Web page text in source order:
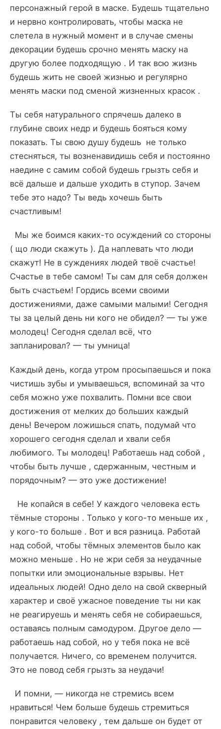
персонажный герой в маске. Будешь тщательно
и нервно контролировать, чтобы маска не
слетела в нужный момент и в случае смены
декорации будешь срочно менять маску на
другую более подходящую . И так всю жизнь
будешь жить не своей жизнью и регулярно
менять маски под сменой жизненных красок .
Ты себя натурального спрячешь далеко в
глубине своих недр и будешь бояться кому
показать. Ты свою душу будешь не только
стесняться, ты возненавидишь себя и постоянно
наедине с самим собой будешь грызть себя и
всё дальше и дальше уходить в ступор. Зачем
тебе это надо? Ты ведь хочешь быть
счастливым!
Мы же боимся каких-то осуждений со стороны
( що люди скажуть ). Да наплевать что люди
скажут! Не в суждениях людей твоё счастье!
Счастье в тебе самом! Ты сам для себя должен
быть счастьем! Гордись всеми своими
достижениями, даже самыми малыми! Сегодня
ты за целый день ни кого не обидел? — ты уже
молодец! Сегодня сделал всё, что
запланировал? — ты умница!
Каждый день, когда утром просыпаешься и пока
чистишь зубы и умываешься, вспоминай за что
себя можно уже похвалить. Помни все свои
достижения от мелких до больших каждый
день! Вечером ложишься спать, подумай что
хорошего сегодня сделал и хвали себя
любимого. Ты молодец! Работаешь над собой ,
чтобы быть лучше , сдержанным, честным и
порядочным? — это уже достижение!
Не копайся в себе! У каждого человека есть
тёмные стороны . Только у кого-то меньше их ,
у кого-то больше . Вот и вся разница. Работай
над собой, чтобы тёмных элементов было как
можно меньше . Но не жри себя за неудачные
попытки или эмоциональные взрывы. Нет
идеальных людей! Одно дело на свой скверный
характер и своё ужасное поведение ты ни как
не реагируешь и менять себя не собираешься,
оставаясь полным самодуром. Другое дело —
работаешь над собой, но у тебя пока не всё
получается. Ничего, со временем получится.
Это не повод себя грызть за неудачи!
И помни, — никогда не стремись всем
нравиться! Чем больше будешь стремиться
понравится человеку , тем дальше он будет от